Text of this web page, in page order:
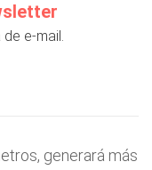
e-mail.
generará más